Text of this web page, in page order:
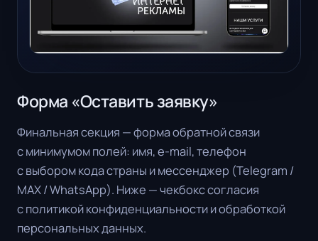
Форма «Оставить заявку»
Финальная секция — форма обратной связи
с минимумом полей: имя, e-mail, телефон
с выбором кода страны и мессенджер (Telegram /
MAX / WhatsApp). Ниже — чекбокс согласия
с политикой конфиденциальности и обработкой
персональных данных.